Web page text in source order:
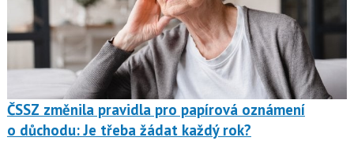
ČSSZ změnila pravidla pro papírová oznámení
o důchodu: Je třeba žádat každý rok?